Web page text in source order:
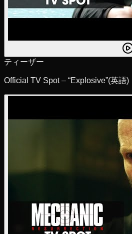
ティーザー
Official TV Spot – “Explosive”(英語)